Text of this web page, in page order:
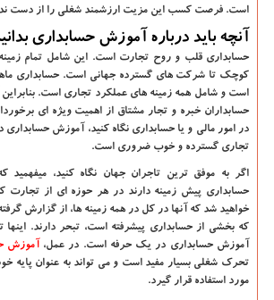
است. فرصت کسب این مزیت ارزشمند شغلی را از دست
آنچه باید درباره آموزش حسابداری
حسابداری قلب و روح تجارت است. این شامل تمام
کوچک تا شرکت های گسترده جهانی است. حسابداری
است و شامل همه زمینه های عملکرد تجاری است.
حسابداران خبره و تجار مشتاق از اهمیت ویژه ای
در امور مالی و یا حسابداری نگاه کنید، آموزش حسابداری
تجاری گسترده و خوب ضروری است.
اگر به موفق ترین تاجران جهان نگاه کنید، میفهمید
حسابداری پیش زمینه دارند در هر حوزه ای از تجارت
خواهید شد که آنها در کل در همه زمینه ها، از گزارش
که بخشی از حسابداری پیشرفته است، تبحر دارند. اینها
آموزش حسابداری در یک حرفه است. در عمل،آموزش
تحرک شغلی بسیار مفید است و می تواند به عنوان پایه
مورد استفاده قرار گیرد.